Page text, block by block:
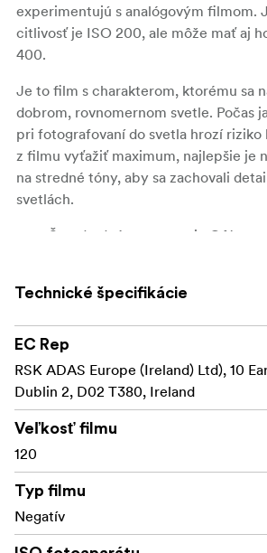
experimentujú s analógovým filmom.
citlivosť je ISO 200, ale môže mať aj
400.
Je to film s charakterom, ktorému sa
dobrom, rovnomernom svetle. Počas
pri fotografovaní do svetla hrozí riziko
z filmu vyťažiť maximum, najlepšie je
na stredné tóny, aby sa zachovali
svetlách.
Štandardné spracovanie C41
Výrazné farby
Výrazná zelená, dobrá červená a
Možnosť halácie
Niektoré anomálie náteru
ISO 200
O spoločnosti Harman Phoenix
Technické špecifikácie
EC Rep
RSK ADAS Europe (Ireland) Ltd), 10
Dublin 2, D02 T380, Ireland
Veľkosť filmu
120
Typ filmu
Negatív